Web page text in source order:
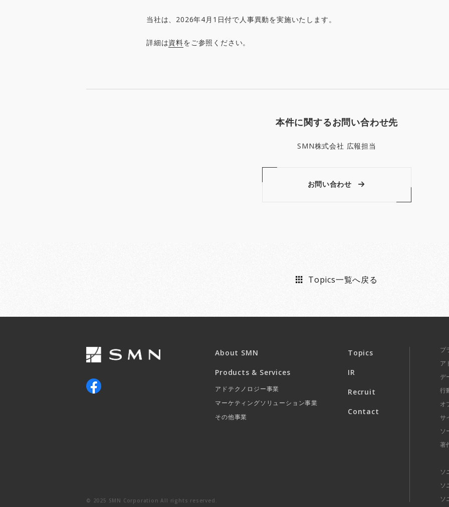
当社は、2026年4月1日付で人事異動を実施いたします。
詳細は資料をご参照ください。
本件に関するお問い合わせ先
SMN株式会社 広報担当
お問い合わせ
Topics一覧へ戻る
About SMN
Products & Services
アドテクノロジー事業
マーケティングソリューション事業
その他事業
Topics
IR
Recruit
Contact
プ
ア
デ
行
オ
サ
ソ
著
ソ
ソ
ソ
© 2025 SMN Corporation All rights reserved.